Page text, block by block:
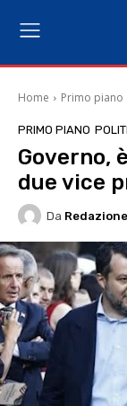
Home Primo piano
PRIMO PIANO
Governo,
due vice
Da